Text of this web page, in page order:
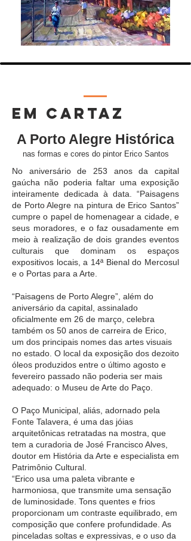
EM CARTAZ
A Porto Alegre Histórica
nas formas e cores do pintor Erico Santos
No aniversário de 253 anos da capital
gaúcha não poderia faltar uma exposição
inteiramente dedicada à data. “Paisagens
de Porto Alegre na pintura de Erico Santos”
cumpre o papel de homenagear a cidade, e
seus moradores, e o faz ousadamente em
meio à realização de dois grandes eventos
culturais que dominam os espaços
expositivos locais, a 14ª Bienal do Mercosul
e o Portas para a Arte.
“Paisagens de Porto Alegre”, além do
aniversário da capital, assinalado
oficialmente em 26 de março, celebra
também os 50 anos de carreira de Erico,
um dos principais nomes das artes visuais
no estado. O local da exposição dos dezoito
óleos produzidos entre o último agosto e
fevereiro passado não poderia ser mais
adequado: o Museu de Arte do Paço.
O Paço Municipal, aliás, adornado pela
Fonte Talavera, é uma das jóias
arquitetônicas retratadas na mostra, que
tem a curadoria de José Francisco Alves,
doutor em História da Arte e especialista em
Patrimônio Cultural.
“Erico usa uma paleta vibrante e
harmoniosa, que transmite uma sensação
de luminosidade. Tons quentes e frios
proporcionam um contraste equilibrado, em
composição que confere profundidade. As
pinceladas soltas e expressivas, e o uso da